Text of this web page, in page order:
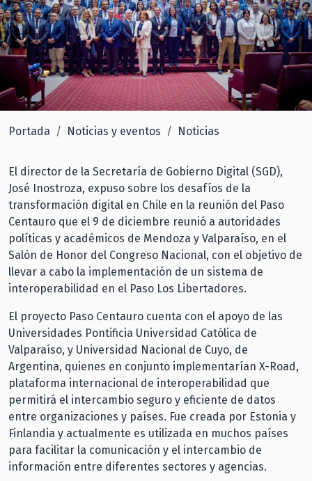
Portada Noticias y eventos Noticias
El director de la Secretaría de Gobierno Digital (SGD),
José Inostroza, expuso sobre los desafíos de la
transformación digital en Chile en la reunión del Paso
Centauro que el 9 de diciembre reunió a autoridades
políticas y académicos de Mendoza y Valparaíso, en el
Salón de Honor del Congreso Nacional, con el objetivo de
llevar a cabo la implementación de un sistema de
interoperabilidad en el Paso Los Libertadores.
El proyecto Paso Centauro cuenta con el apoyo de las
Universidades Pontificia Universidad Católica de
Valparaíso, y Universidad Nacional de Cuyo, de
Argentina, quienes en conjunto implementarían X-Road,
plataforma internacional de interoperabilidad que
permitirá el intercambio seguro y eficiente de datos
entre organizaciones y países. Fue creada por Estonia y
Finlandia y actualmente es utilizada en muchos países
para facilitar la comunicación y el intercambio de
información entre diferentes sectores y agencias.